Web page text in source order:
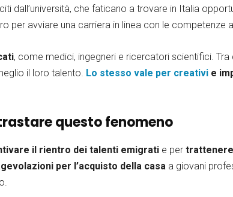
dall’università, che faticano a trovare in Italia
per avviare una carriera in linea con le competenze
, come medici, ingegneri e ricercatori scientifici.
il loro talento. Lo stesso vale per creativi e
questo fenomeno
il rientro dei talenti emigrati e per
per l’acquisto della casa a giovani